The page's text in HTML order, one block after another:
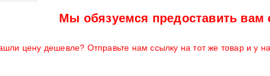
Мы обязуемся предоставить
цену дешевле? Отправьте нам ссылку на тот же товар и у